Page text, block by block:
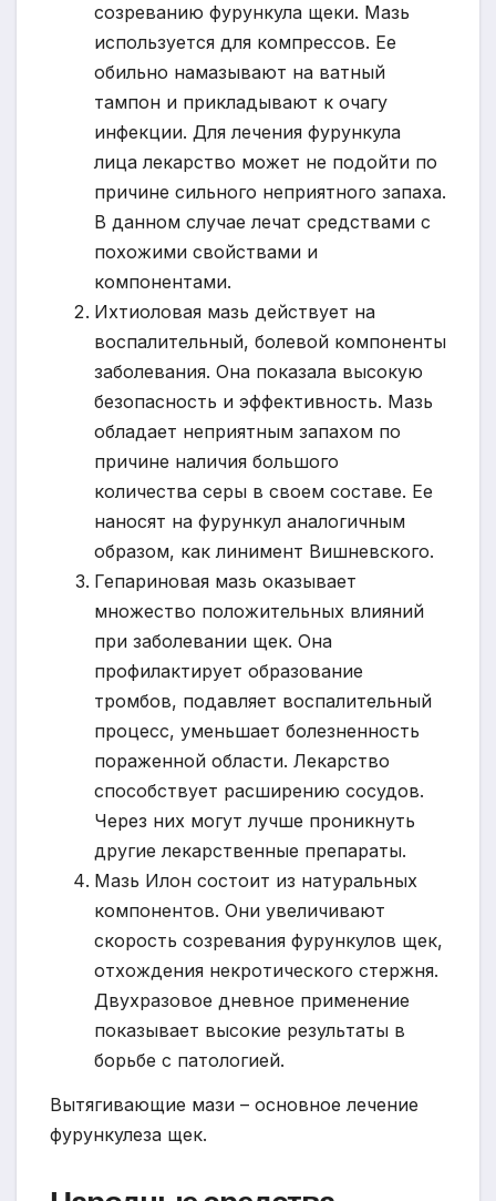
созреванию фурункула щеки. Мазь
используется для компрессов. Ее
обильно намазывают на ватный
тампон и прикладывают к очагу
инфекции. Для лечения фурункула
лица лекарство может не подойти по
причине сильного неприятного запаха.
В данном случае лечат средствами с
похожими свойствами и
компонентами.
Ихтиоловая мазь действует на
воспалительный, болевой компоненты
заболевания. Она показала высокую
безопасность и эффективность. Мазь
обладает неприятным запахом по
причине наличия большого
количества серы в своем составе. Ее
наносят на фурункул аналогичным
образом, как линимент Вишневского.
Гепариновая мазь оказывает
множество положительных влияний
при заболевании щек. Она
профилактирует образование
тромбов, подавляет воспалительный
процесс, уменьшает болезненность
пораженной области. Лекарство
способствует расширению сосудов.
Через них могут лучше проникнуть
другие лекарственные препараты.
Мазь Илон состоит из натуральных
компонентов. Они увеличивают
скорость созревания фурункулов щек,
отхождения некротического стержня.
Двухразовое дневное применение
показывает высокие результаты в
борьбе с патологией.
Вытягивающие мази – основное лечение
фурункулеза щек.